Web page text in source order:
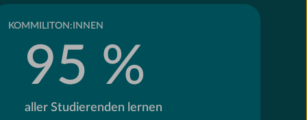
KOMMILITON:INNEN
95 %
aller Studierenden lernen